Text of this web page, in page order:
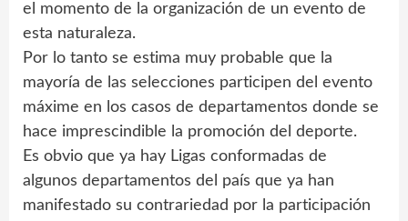
el momento de la organización de un evento de
esta naturaleza.
Por lo tanto se estima muy probable que la
mayoría de las selecciones participen del evento
máxime en los casos de departamentos donde se
hace imprescindible la promoción del deporte.
Es obvio que ya hay Ligas conformadas de
algunos departamentos del país que ya han
manifestado su contrariedad por la participación